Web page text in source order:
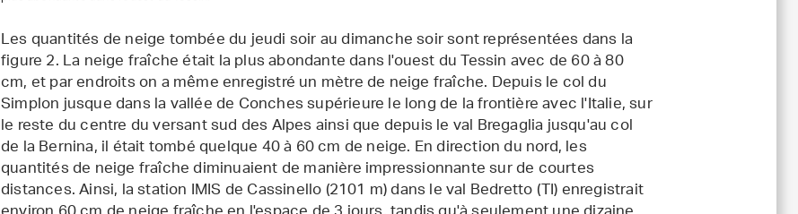
Les quantités de neige tombée du jeudi soir au dimanche soir sont représentées dans la
figure 2. La neige fraîche était la plus abondante dans l'ouest du Tessin avec de 60 à 80
cm, et par endroits on a même enregistré un mètre de neige fraîche. Depuis le col du
Simplon jusque dans la vallée de Conches supérieure le long de la frontière avec l'Italie, sur
le reste du centre du versant sud des Alpes ainsi que depuis le val Bregaglia jusqu'au col
de la Bernina, il était tombé quelque 40 à 60 cm de neige. En direction du nord, les
quantités de neige fraîche diminuaient de manière impressionnante sur de courtes
distances. Ainsi, la station IMIS de Cassinello (2101 m) dans le val Bedretto (TI) enregistrait